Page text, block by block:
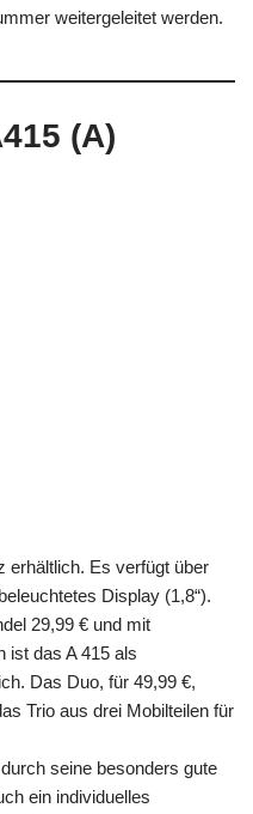
weitergeleitet werden.
(A)
erhältlich. Es verfügt über
Display (1,8“).
29,99 € und mit
ist das A 415 als
Das Duo, für 49,99 €,
Trio aus drei Mobilteilen für
seine besonders gute
ein individuelles